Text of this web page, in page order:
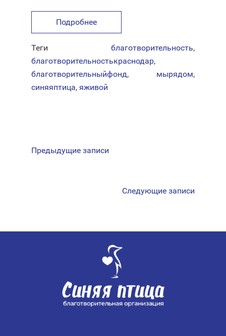
Подробнее
Теги благотворительность,
благотворительностькраснодар,
благотворительныйфонд, мырядом,
синяяптица, яживой
ПОПредыдущие записи
Следующие записи